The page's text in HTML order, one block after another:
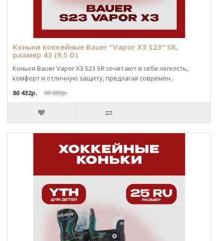
Коньки хоккейные Bauer "Vapor X3 S23" SR,
размер 43 (9.5 D)
Коньки Bauer Vapor X3 S23 SR сочетают в себе легкость,
комфорт и отличную защиту, предлагая современ..
80 432р.
98 800р.